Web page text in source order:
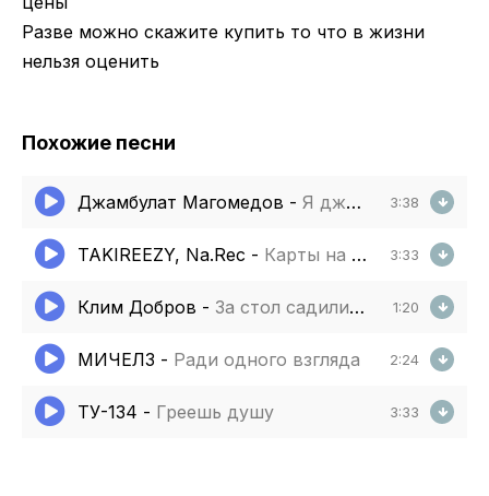
Разве можно скажите купить то что в жизни
нельзя оценить
Похожие песни
Джамбулат Магомедов - Я джентльмен удачи 3:38
TAKIREEZY, Na.Rec - Карты на стол 3:33
Клим Добров - За стол садились пили за друзей 1:20
МИЧЕЛЗ - Ради одного взгляда 2:24
ТУ-134 - Греешь душу 3:33